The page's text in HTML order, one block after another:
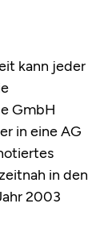
kann jeder
GmbH
in eine AG
in den
2003